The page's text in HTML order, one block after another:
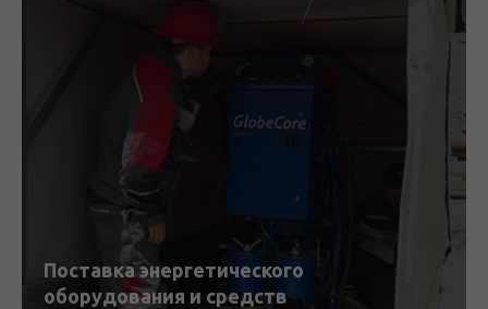
Поставка энергетического
оборудования и средств